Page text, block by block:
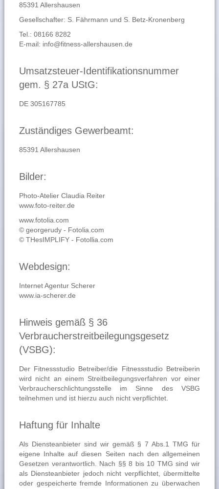
85391 Allershausen
Gesellschafter: S. Fährmann und S. Betz-Kronenberg
Tel.: 08166 8282
E-mail: info@fitness-allershausen.de
Umsatzsteuer-Identifikationsnummer
gem. § 27a UStG:
DE 305167785
Zuständiges Gewerbeamt:
85391 Allershausen
Bilder:
Photo-Atelier Claudia Reiter
www.foto-reiter.de
www.fotolia.com
© georgerudy - Fotolia.com
© THesIMPLIFY - Fotollia.com
Webdesign:
Internet Agentur Scherer
www.ia-scherer.de
Hinweis gemäß § 36
Verbraucherstreitbeilegungsgesetz
(VSBG):
Der Fitnessstudio Betreiber/die Fitnessstudio Betreiberin
wird nicht an einem Streitbeilegungsverfahren vor einer
Verbraucherschlichtungsstelle im Sinne des VSBG
teilnehmen und ist hierzu auch nicht verpflichtet.
Haftung für Inhalte
Als Diensteanbieter sind wir gemäß § 7 Abs.1 TMG für
eigene Inhalte auf diesen Seiten nach den allgemeinen
Gesetzen verantwortlich. Nach §§ 8 bis 10 TMG sind wir
als Diensteanbieter jedoch nicht verpflichtet, übermittelte
oder gespeicherte fremde Informationen zu überwachen